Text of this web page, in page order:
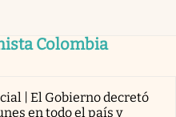
Colombia
| El Gobierno decretó
en todo el país y